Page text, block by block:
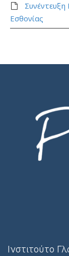
Εσθονίας
Ινστιτούτο